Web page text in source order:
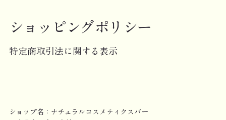
ショッピングポリシー
特定商取引法に関する表示
ショップ名：ナチュラルコスメティクスバー